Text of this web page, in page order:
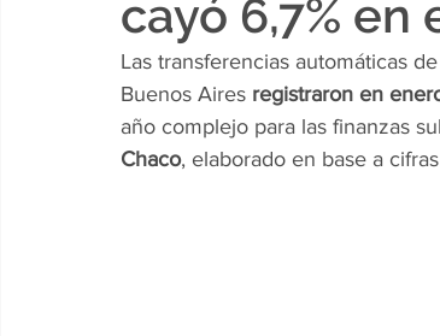
cayó 6,7% en
Las transferencias automáticas
Buenos Aires registraron en
año complejo para las finanzas
Chaco, elaborado en base a